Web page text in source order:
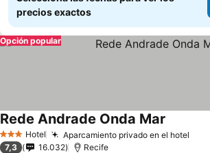
precios exactos
Opción popular
3 Estrellas
Hotel Aparcamiento privado en el hotel
Rede Andrade Onda Mar
7,3 16.032 Recife